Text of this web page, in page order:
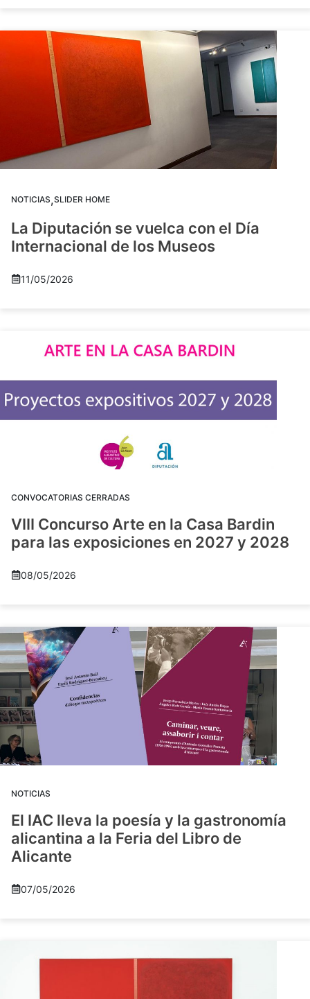
NOTICIAS,SLIDER HOME
La Diputación se vuelca con el Día
Internacional de los Museos
11/05/2026
CONVOCATORIAS CERRADAS
VIII Concurso Arte en la Casa Bardin
para las exposiciones en 2027 y 2028
08/05/2026
NOTICIAS
El IAC lleva la poesía y la gastronomía
alicantina a la Feria del Libro de
Alicante
07/05/2026